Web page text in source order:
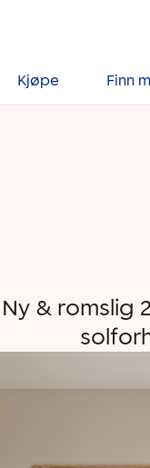
Kjøpe Finn
Ny & romslig